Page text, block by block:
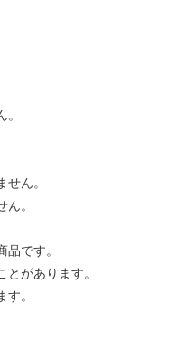
ん。
。
です。
があります。
。